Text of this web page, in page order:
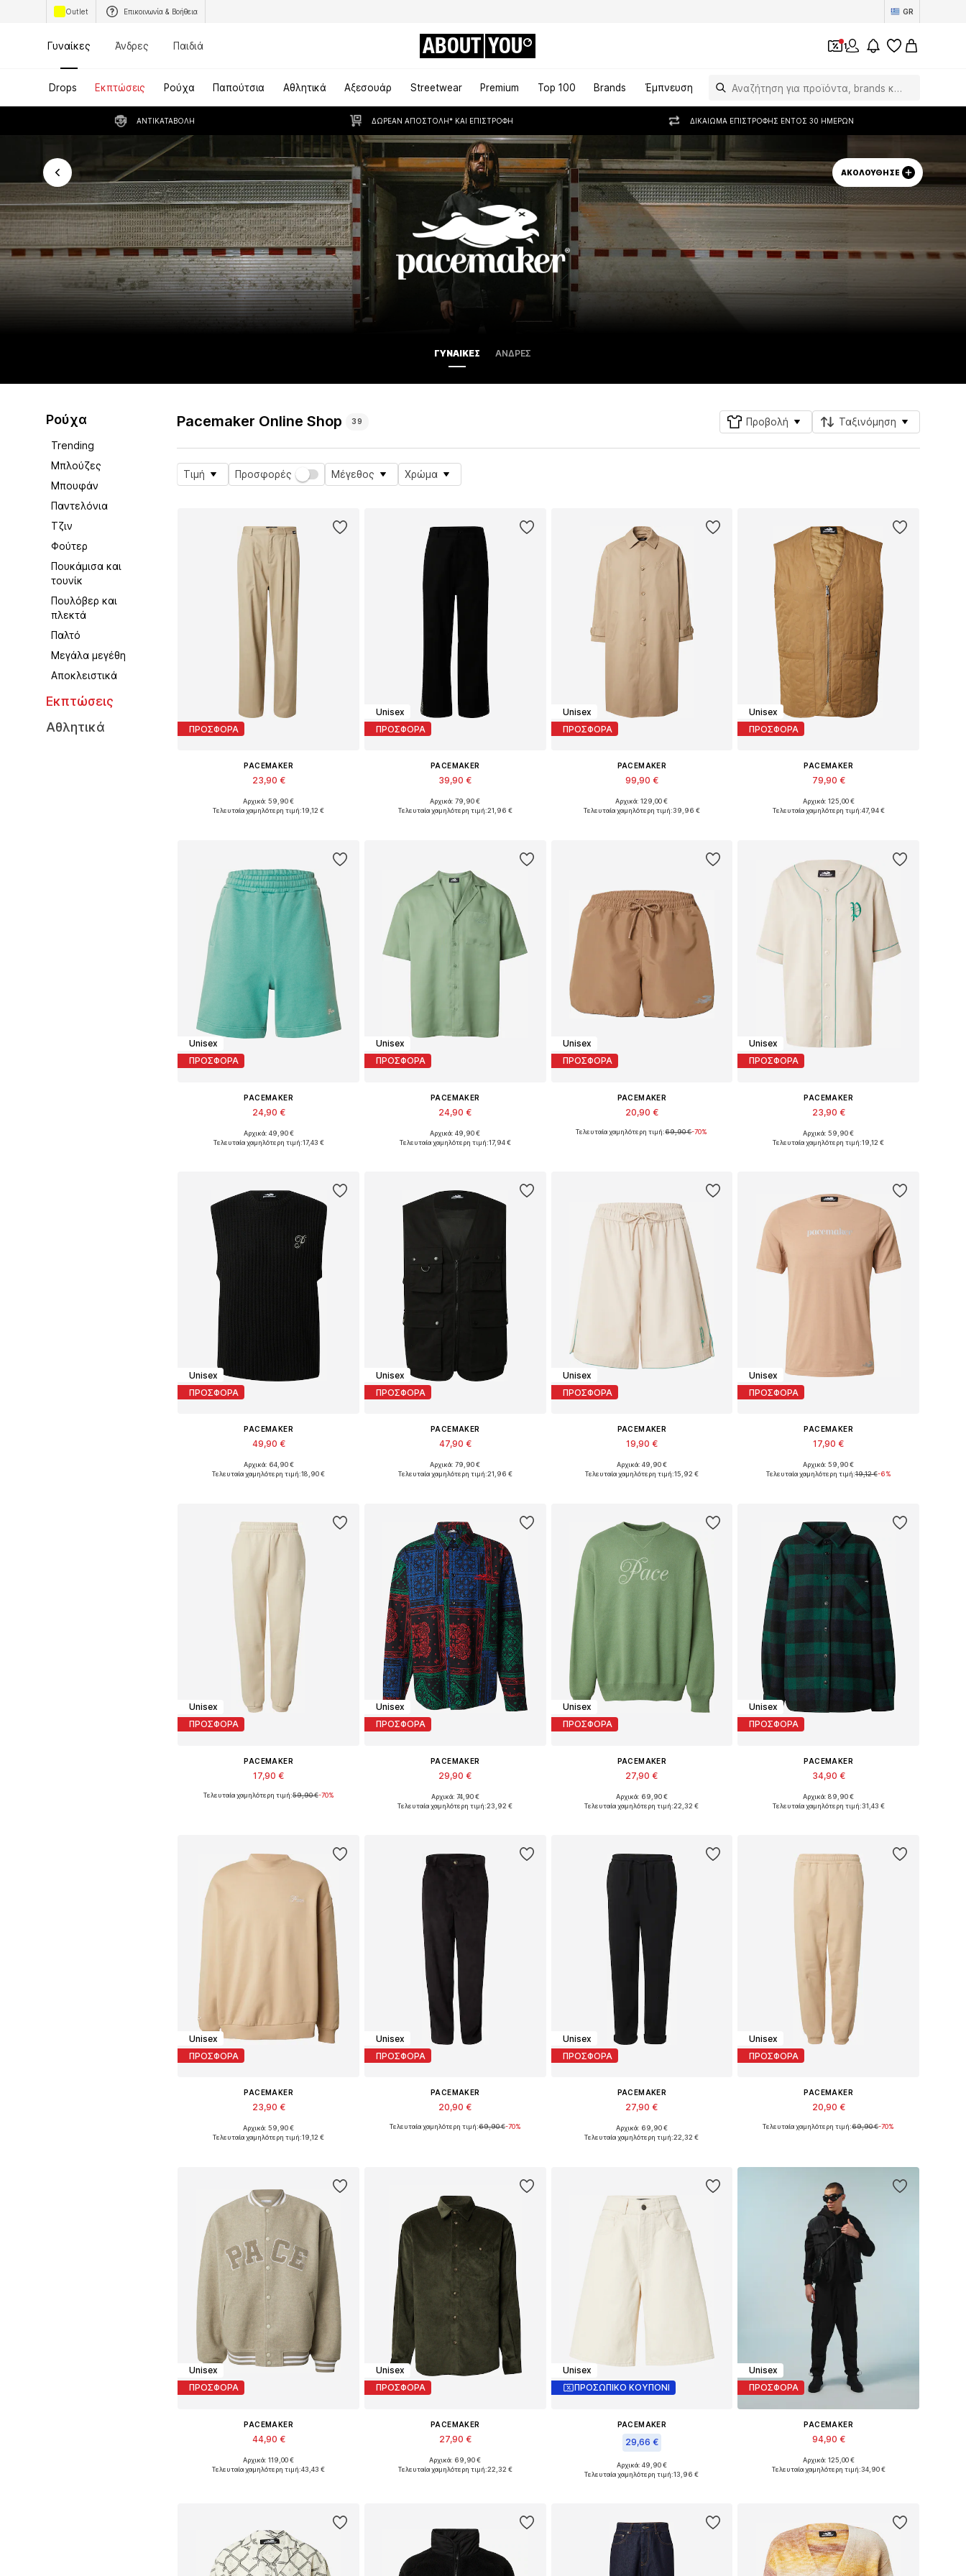
Outlet Επικοινωνία & Βοήθεια GR
Γυναίκες Άνδρες Παιδιά ABOUT YOU 1
Drops Εκπτώσεις Ρούχα Παπούτσια Αθλητικά Αξεσουάρ Streetwear Premium Top 100 Brands Έμπνευση
ΑΝΤΙΚΑΤΑΒΟΛΉ ΔΩΡΕΆΝ ΑΠΟΣΤΟΛΉ* ΚΑΙ ΕΠΙΣΤΡΟΦΉ ΔΙΚΑΊΩΜΑ ΕΠΙΣΤΡΟΦΉΣ ΕΝΤΌΣ 30 ΗΜΕΡΏΝ
ΑΚΟΛΟΎΘΗΣΕ
ΓΥΝΑΊΚΕΣ ΆΝΔΡΕΣ
Ρούχα
Trending
Μπλούζες
Μπουφάν
Παντελόνια
Τζιν
Φούτερ
Πουκάμισα και
τουνίκ
Πουλόβερ και
πλεκτά
Παλτό
Μεγάλα μεγέθη
Aποκλειστικά
Εκπτώσεις
Αθλητικά
Pacemaker Online Shop 39 Προβολή Ταξινόμηση
Τιμή Προσφορές Μέγεθος Χρώμα
ΠΡΟΣΦΟΡΑ
PACEMAKER
23,90 €
Διαθέσιμα μεγέθη: 34, 36, 38, 40, 42, 44
Αρχικά: 59,90 €
Τελευταία χαμηλότερη τιμή:19,12 €
Unisex
ΠΡΟΣΦΟΡΑ
PACEMAKER
39,90 €
Διαθέσιμα μεγέθη: 34, 38, 40, 42
Αρχικά: 79,90 €
Τελευταία χαμηλότερη τιμή:21,96 €
Unisex
ΠΡΟΣΦΟΡΑ
PACEMAKER
99,90 €
Διαθέσιμα μεγέθη: M, L, XL, XXL
Αρχικά: 129,00 €
Τελευταία χαμηλότερη τιμή:39,96 €
Unisex
ΠΡΟΣΦΟΡΑ
PACEMAKER
79,90 €
Διαθέσιμα μεγέθη: M, L, XL, XXL, XXXL
Αρχικά: 125,00 €
Τελευταία χαμηλότερη τιμή:47,94 €
Unisex
ΠΡΟΣΦΟΡΑ
PACEMAKER
24,90 €
Διαθέσιμα μεγέθη: 36, 38, 42
Αρχικά: 49,90 €
Τελευταία χαμηλότερη τιμή:17,43 €
Unisex
ΠΡΟΣΦΟΡΑ
PACEMAKER
24,90 €
Διαθέσιμα μεγέθη: M, L, XL
Αρχικά: 49,90 €
Τελευταία χαμηλότερη τιμή:17,94 €
Unisex
ΠΡΟΣΦΟΡΑ
PACEMAKER
20,90 €
Διαθέσιμα μεγέθη: L, XL, XXL, XXXL
Τελευταία χαμηλότερη τιμή:69,90 €-70%
Unisex
ΠΡΟΣΦΟΡΑ
PACEMAKER
23,90 €
Διαθέσιμα μεγέθη: L, XL
Αρχικά: 59,90 €
Τελευταία χαμηλότερη τιμή:19,12 €
Unisex
ΠΡΟΣΦΟΡΑ
PACEMAKER
49,90 €
Διαθέσιμα μεγέθη: L-XL, XXL-XXXL
Αρχικά: 64,90 €
Τελευταία χαμηλότερη τιμή:18,90 €
Unisex
ΠΡΟΣΦΟΡΑ
PACEMAKER
47,90 €
Διαθέσιμα μεγέθη: L, XL, XXL
Αρχικά: 79,90 €
Τελευταία χαμηλότερη τιμή:21,96 €
Unisex
ΠΡΟΣΦΟΡΑ
PACEMAKER
19,90 €
Διαθέσιμα μεγέθη: 36, 38
Αρχικά: 49,90 €
Τελευταία χαμηλότερη τιμή:15,92 €
Unisex
ΠΡΟΣΦΟΡΑ
PACEMAKER
17,90 €
Διαθέσιμα μεγέθη: L, XL, XXL, XXXL
Αρχικά: 59,90 €
Τελευταία χαμηλότερη τιμή:19,12 €-6%
Unisex
ΠΡΟΣΦΟΡΑ
PACEMAKER
17,90 €
Διαθέσιμα μεγέθη: 34, 36
Τελευταία χαμηλότερη τιμή:59,90 €-70%
Unisex
ΠΡΟΣΦΟΡΑ
PACEMAKER
29,90 €
Διαθέσιμα μεγέθη: L, XL
Αρχικά: 74,90 €
Τελευταία χαμηλότερη τιμή:23,92 €
Unisex
ΠΡΟΣΦΟΡΑ
PACEMAKER
27,90 €
Διαθέσιμα μεγέθη: L, XL, XXL
Αρχικά: 69,90 €
Τελευταία χαμηλότερη τιμή:22,32 €
Unisex
ΠΡΟΣΦΟΡΑ
PACEMAKER
34,90 €
Διαθέσιμα μεγέθη: L, XL, XXL
Αρχικά: 89,90 €
Τελευταία χαμηλότερη τιμή:31,43 €
Unisex
ΠΡΟΣΦΟΡΑ
PACEMAKER
23,90 €
Διαθέσιμα μεγέθη: L, XL
Αρχικά: 59,90 €
Τελευταία χαμηλότερη τιμή:19,12 €
Unisex
ΠΡΟΣΦΟΡΑ
PACEMAKER
20,90 €
Διαθέσιμα μεγέθη: 40, 42, 44
Τελευταία χαμηλότερη τιμή:69,90 €-70%
Unisex
ΠΡΟΣΦΟΡΑ
PACEMAKER
27,90 €
Διαθέσιμα μεγέθη: 36, 38
Αρχικά: 69,90 €
Τελευταία χαμηλότερη τιμή:22,32 €
Unisex
ΠΡΟΣΦΟΡΑ
PACEMAKER
20,90 €
Διαθέσιμα μεγέθη: 40, 42
Τελευταία χαμηλότερη τιμή:69,90 €-70%
Unisex
ΠΡΟΣΦΟΡΑ
PACEMAKER
44,90 €
Διαθέσιμα μεγέθη: L, XL, XXL
Αρχικά: 119,00 €
Τελευταία χαμηλότερη τιμή:43,43 €
Unisex
ΠΡΟΣΦΟΡΑ
PACEMAKER
27,90 €
Διαθέσιμα μεγέθη: L, XL
Αρχικά: 69,90 €
Τελευταία χαμηλότερη τιμή:22,32 €
Unisex
ΠΡΟΣΩΠΙΚΟ ΚΟΥΠΟΝΙ
PACEMAKER
29,66 €
Διαθέσιμα μεγέθη: 32, 33, 34, 36
Αρχικά: 49,90 €
Τελευταία χαμηλότερη τιμή:13,96 €
Unisex
ΠΡΟΣΦΟΡΑ
PACEMAKER
94,90 €
Διαθέσιμα μεγέθη: 44
Αρχικά: 125,00 €
Τελευταία χαμηλότερη τιμή:34,90 €